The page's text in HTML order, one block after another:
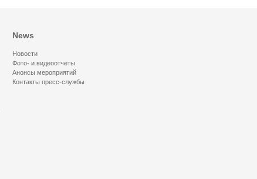
News
Новости
Фото- и видеоотчеты
Анонсы мероприятий
Контакты пресс-службы